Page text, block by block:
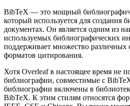
BibTeX — это мощный
который используется для создания
документах. Он является одним из
используемых библиографических
поддерживает множество различных
форматов цитирования.
Хотя Overleaf в настоящее время не
библиографии, совместимые с
библиографии включены в
BibTeX. К этим стилям относятся